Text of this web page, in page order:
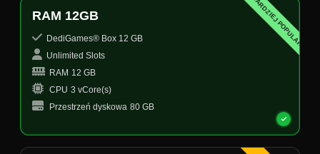
NAJBARDZIEJ POPULARNY
RAM 12GB
DediGames® Box 12 GB
Unlimited Slots
RAM 12 GB
CPU 3 vCore(s)
Przestrzeń dyskowa 80 GB